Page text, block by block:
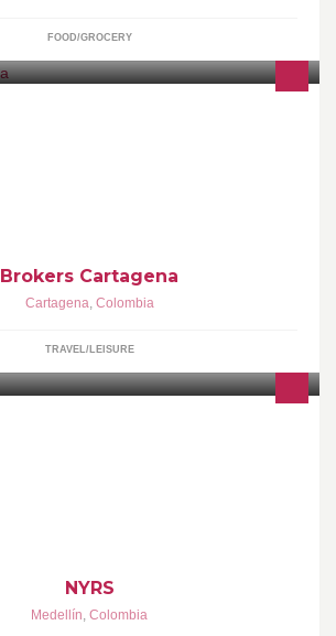
FOOD/GROCERY
Brokers Cartagena
Cartagena, Colombia
TRAVEL/LEISURE
NYRS
Medellín, Colombia